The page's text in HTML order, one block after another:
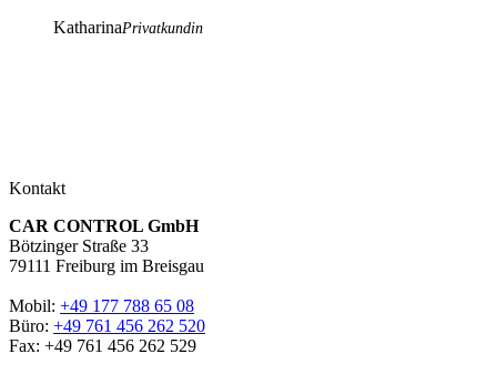
KatharinaPrivatkundin
Kontakt
CAR CONTROL GmbH
Bötzinger Straße 33
79111 Freiburg im Breisgau
Mobil: +49 177 788 65 08
Büro: +49 761 456 262 520
Fax: +49 761 456 262 529